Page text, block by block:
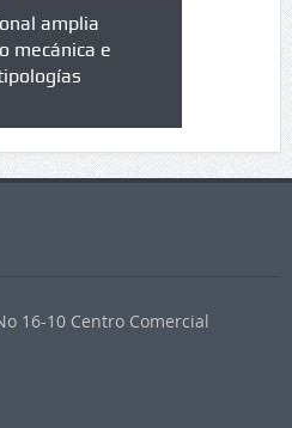
amplia
mecánica e
Qué es
cuáles
16-10 Centro Comercial